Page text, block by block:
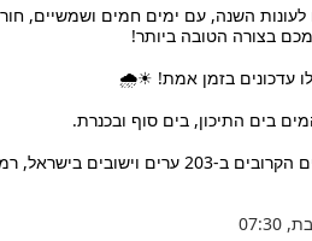
השנה, עם ימים חמים ושמשיים,
בצורה הטובה ביותר!
עדכונים בזמן אמת! ☀🌧
בים התיכון, בים סוף ובכנרת.